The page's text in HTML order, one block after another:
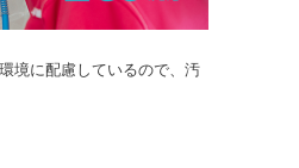
境に配慮しているので、汚